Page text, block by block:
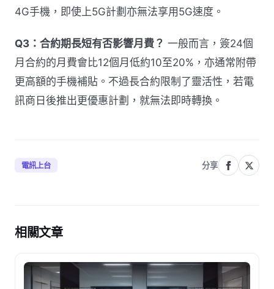
4G手機，即使上5G計劃亦無法享用5G速度。
Q3：合約期長短有否影響月費？ 一般而言，簽24個
月合約的月費會比12個月低約10至20%，亦通常附帶
更高額的手機補貼。不過長合約限制了靈活性，若電
訊商日後推出更優惠計劃，就無法即時轉換。
電訊上台 分享
相關文章